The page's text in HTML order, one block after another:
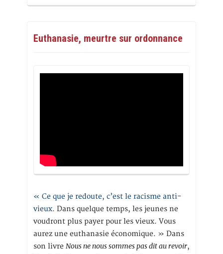
Euthanasie, meurtre sur ordonnance
« Ce que je redoute, c’est le racisme anti-
vieux. Dans quelque temps, les jeunes ne
voudront plus payer pour les vieux. Vous
aurez une euthanasie économique. » Dans
son livre Nous ne nous sommes pas dit au revoir,